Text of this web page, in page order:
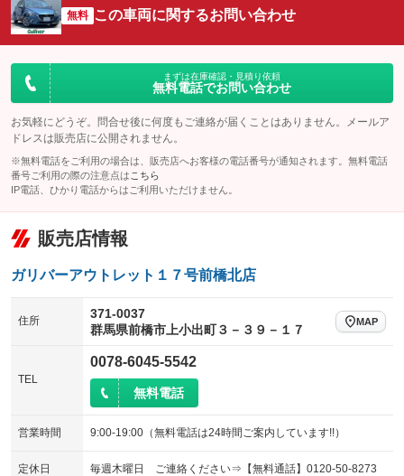
サイドカメラ
：装備なし ルーフレール
：装備なし
エアサスペンション ヘッドライトウォッシャー
無料 この車両に関するお問い合わせ
まずは在庫確認・見積り依頼
無料電話でお問い合わせ
お気軽にどうぞ。問合せ後に何度もご連絡が届くことはありません。メールア
ドレスは販売店に公開されません。
※無料電話をご利用の場合は、販売店へお客様の電話番号が通知されます。無料電話
番号ご利用の際の注意点は こちら
IP電話、ひかり電話からはご利用いただけません。
販売店情報
ガリバーアウトレット１７号前橋北店
住所
371-0037
群馬県前橋市上小出町３－３９－１７
MAP
TEL
0078-6045-5542
無料電話
営業時間 9:00-19:00（無料電話は24時間ご案内しています!!）
定休日 毎週木曜日 ご連絡ください⇒【無料通話】0120-50-8273